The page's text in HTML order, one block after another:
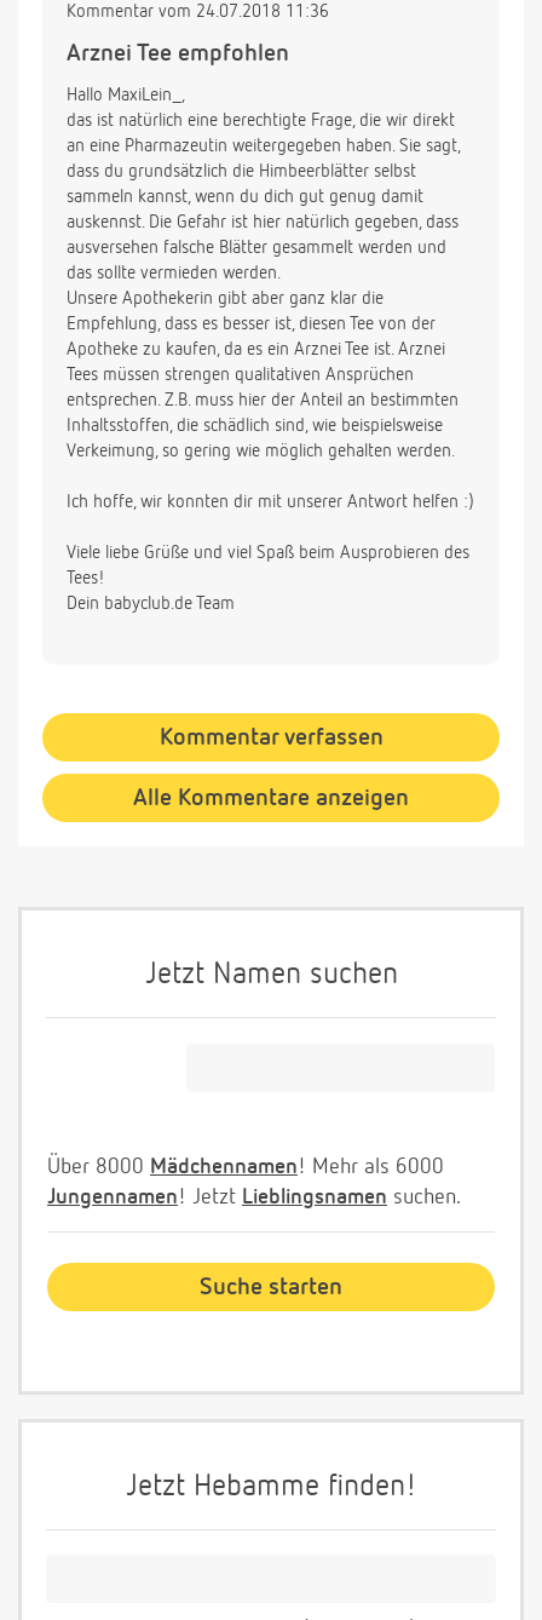
Kommentar vom 24.07.2018 11:36
Arznei Tee empfohlen
Hallo MaxiLein_,
das ist natürlich eine berechtigte Frage, die wir direkt
an eine Pharmazeutin weitergegeben haben. Sie sagt,
dass du grundsätzlich die Himbeerblätter selbst
sammeln kannst, wenn du dich gut genug damit
auskennst. Die Gefahr ist hier natürlich gegeben, dass
ausversehen falsche Blätter gesammelt werden und
das sollte vermieden werden.
Unsere Apothekerin gibt aber ganz klar die
Empfehlung, dass es besser ist, diesen Tee von der
Apotheke zu kaufen, da es ein Arznei Tee ist. Arznei
Tees müssen strengen qualitativen Ansprüchen
entsprechen. Z.B. muss hier der Anteil an bestimmten
Inhaltsstoffen, die schädlich sind, wie beispielsweise
Verkeimung, so gering wie möglich gehalten werden.
Ich hoffe, wir konnten dir mit unserer Antwort helfen :)
Viele liebe Grüße und viel Spaß beim Ausprobieren des
Tees!
Dein babyclub.de Team
Kommentar verfassen
Alle Kommentare anzeigen
Jetzt Namen suchen
Über 8000 Mädchennamen! Mehr als 6000
Jungennamen! Jetzt Lieblingsnamen suchen.
Jetzt Hebamme finden!